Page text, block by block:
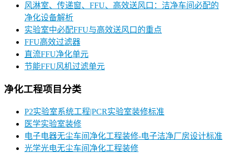
风淋室、传递窗、FFU、高效送风口：洁净车间必配的
净化设备解析
实验室中必配FFU与高效送风口的重点
FFU高效过滤器
直流FFU净化单元
节能FFU风机过滤单元
净化工程项目分类
P2实验室系统工程|PCR实验室装修标准
医学实验室装修
电子电器无尘车间净化工程装修-电子洁净厂房设计标准
光学光电无尘车间净化工程装修